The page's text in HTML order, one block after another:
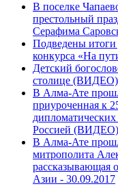
В поселке
престольный
Серафима
Подведены итоги
конкурса «На
Детский
столице
В Алма-Ате
приуроченная к
Россией
В Алма-Ате
митрополита
рассказывающая
Азии - 30.09.2017